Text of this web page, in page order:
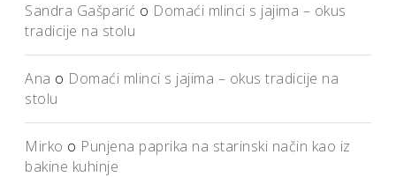
Sandra Gašparić o Domaći mlinci s jajima – okus
tradicije na stolu
Ana o Domaći mlinci s jajima – okus tradicije na
stolu
Mirko o Punjena paprika na starinski način kao iz
bakine kuhinje